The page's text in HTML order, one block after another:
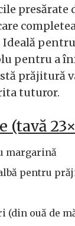
presărate
pentru a
prăjitură
tuturor.
(tavă
margarină
pentru
(din ouă de